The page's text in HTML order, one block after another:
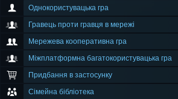
Однокористувацька гра
Гравець проти гравця в мережі
Мережева кооперативна гра
Міжплатформна багатокористувацька гра
Придбання в застосунку
Сімейна бібліотека